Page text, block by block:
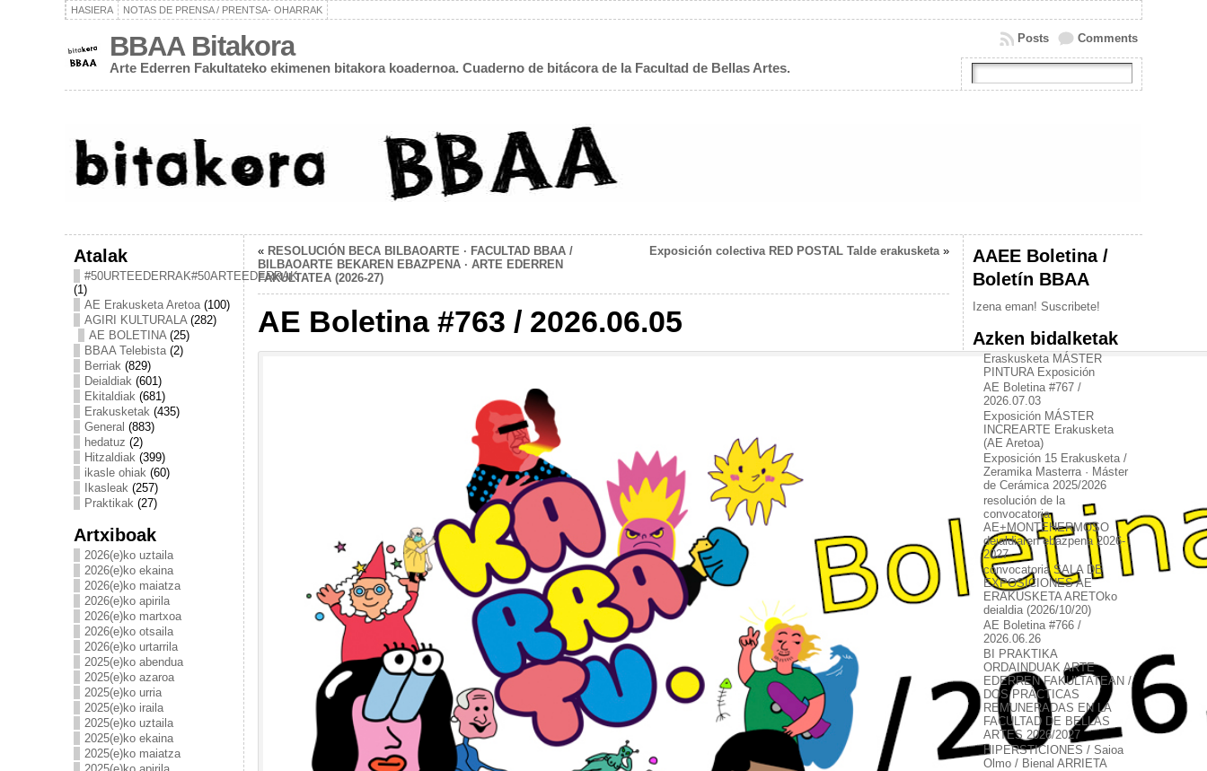
HASIERA NOTAS DE PRENSA / PRENTSA- OHARRAK
BBAA Bitakora
Arte Ederren Fakultateko ekimenen bitakora koadernoa. Cuaderno de bitácora de la Facultad de Bellas Artes.
Comments
Posts
Atalak
#50URTEEDERRAK#50ARTEEDERRAK
(1)
AE Erakusketa Aretoa(100)
AGIRI KULTURALA(282)
AE BOLETINA(25)
BBAA Telebista(2)
Berriak (829)
Deialdiak (601)
Ekitaldiak (681)
Erakusketak (435)
General (883)
hedatuz (2)
Hitzaldiak (399)
ikasle ohiak (60)
Ikasleak (257)
Praktikak (27)
Artxiboak
2026(e)ko uztaila
2026(e)ko ekaina
2026(e)ko maiatza
2026(e)ko apirila
2026(e)ko martxoa
2026(e)ko otsaila
2026(e)ko urtarrila
2025(e)ko abendua
2025(e)ko azaroa
2025(e)ko urria
2025(e)ko iraila
2025(e)ko uztaila
2025(e)ko ekaina
2025(e)ko maiatza
« RESOLUCIÓN BECA BILBAOARTE · FACULTAD BBAA /
BILBAOARTE BEKAREN EBAZPENA · ARTE EDERREN
FAKULTATEA (2026-27)
Exposición colectiva RED POSTAL Talde erakusketa»
AE Boletina #763 / 2026.06.05
AAEE Boletina /
Boletín BBAA
Izena eman! Suscribete!
Azken bidalketak
Eraskusketa MÁSTER
PINTURA Exposición
AE Boletina #767 /
2026.07.03
Exposición MÁSTER
INCREARTE Erakusketa
(AE Aretoa)
Exposición 15 Erakusketa /
Zeramika Masterra · Máster
de Cerámica 2025/2026
resolución de la
convocatoria
AE+MONTEHERMOSO
deialdiaren ebazpena 2026-
2027
convocatoria SALA DE
EXPOSICIONES AE
ERAKUSKETA ARETOko
deialdia (2026/10/20)
AE Boletina #766 /
2026.06.26
BI PRAKTIKA
ORDAINDUAK ARTE
EDERREN FAKULTATEAN /
DOS PRÁCTICAS
REMUNERADAS EN LA
FACULTAD DE BELLAS
ARTES 2026/2027
HIPERSTICIONES / Saioa
Olmo / Bienal ARRIETA